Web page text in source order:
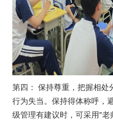
第四： 保持尊重，把握相
行为失当。保持得体称呼，
级管理有建议时，可采用"